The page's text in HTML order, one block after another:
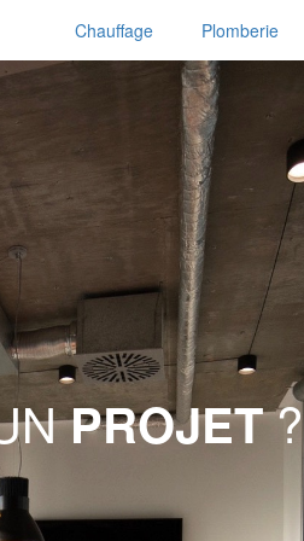
Chauffage Plomberie
PROJET?